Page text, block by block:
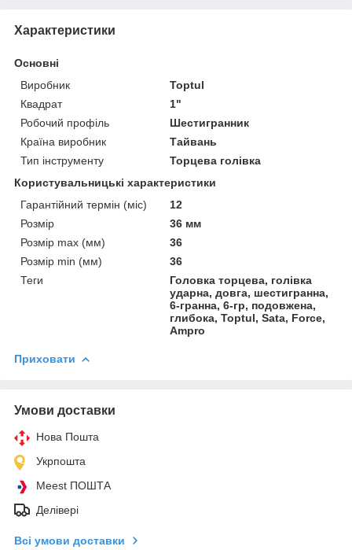
Характеристики
Основні
Виробник
Toptul
Квадрат
1"
Робочий профіль
Шестигранник
Країна виробник
Тайвань
Тип інструменту
Торцева голівка
Користувальницькі характеристики
Гарантійний термін (міс)
12
Розмір
36 мм
Розмір max (мм)
36
Розмір min (мм)
36
Теги
Головка торцева, голівка
ударна, довга, шестигранна,
6-гранна, 6-гр, подовжена,
глибока, Toptul, Sata, Force,
Ampro
Приховати
Умови доставки
Нова Пошта
Укрпошта
Meest ПОШТА
Делівері
Всі умови доставки